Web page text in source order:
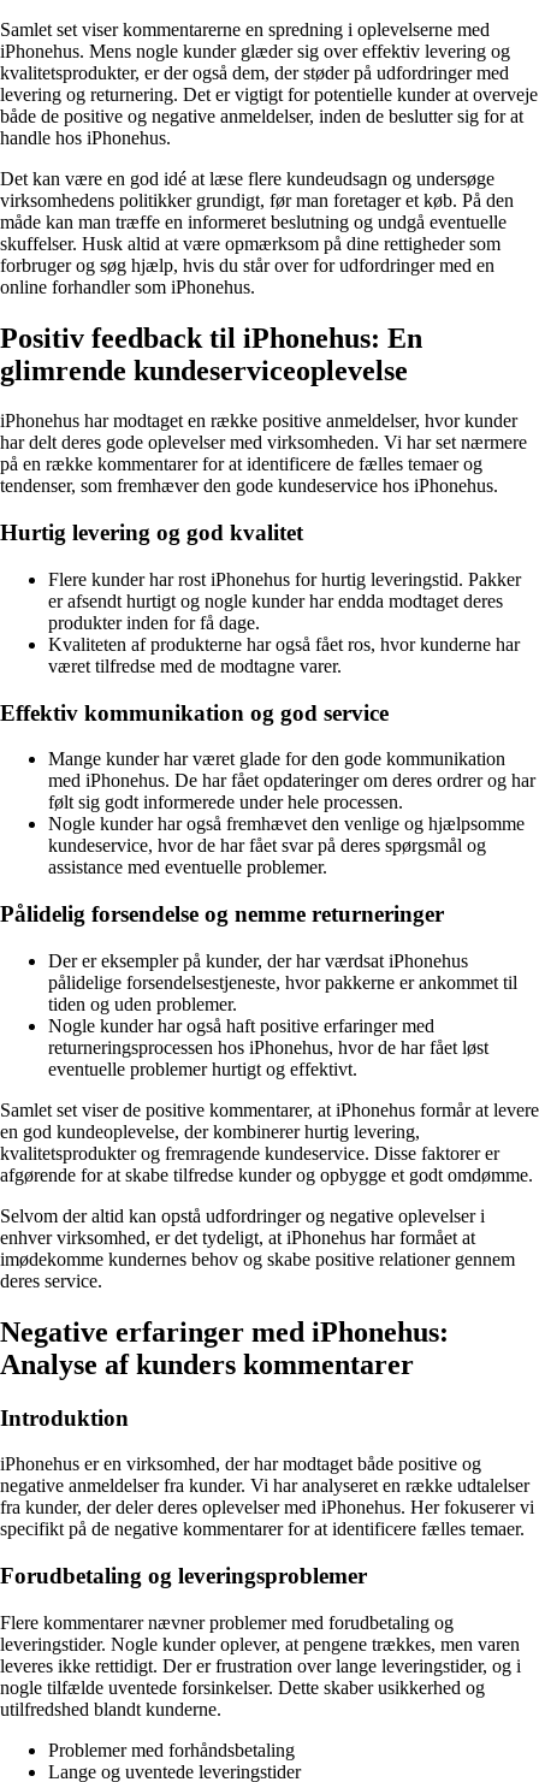
Samlet set viser kommentarerne en spredning i oplevelserne med
iPhonehus. Mens nogle kunder glæder sig over effektiv levering og
kvalitetsprodukter, er der også dem, der støder på udfordringer med
levering og returnering. Det er vigtigt for potentielle kunder at overveje
både de positive og negative anmeldelser, inden de beslutter sig for at
handle hos iPhonehus.
Det kan være en god idé at læse flere kundeudsagn og undersøge
virksomhedens politikker grundigt, før man foretager et køb. På den
måde kan man træffe en informeret beslutning og undgå eventuelle
skuffelser. Husk altid at være opmærksom på dine rettigheder som
forbruger og søg hjælp, hvis du står over for udfordringer med en
online forhandler som iPhonehus.
Positiv feedback til iPhonehus: En
glimrende kundeserviceoplevelse
iPhonehus har modtaget en række positive anmeldelser, hvor kunder
har delt deres gode oplevelser med virksomheden. Vi har set nærmere
på en række kommentarer for at identificere de fælles temaer og
tendenser, som fremhæver den gode kundeservice hos iPhonehus.
Hurtig levering og god kvalitet
Flere kunder har rost iPhonehus for hurtig leveringstid. Pakker
er afsendt hurtigt og nogle kunder har endda modtaget deres
produkter inden for få dage.
Kvaliteten af produkterne har også fået ros, hvor kunderne har
været tilfredse med de modtagne varer.
Effektiv kommunikation og god service
Mange kunder har været glade for den gode kommunikation
med iPhonehus. De har fået opdateringer om deres ordrer og har
følt sig godt informerede under hele processen.
Nogle kunder har også fremhævet den venlige og hjælpsomme
kundeservice, hvor de har fået svar på deres spørgsmål og
assistance med eventuelle problemer.
Pålidelig forsendelse og nemme returneringer
Der er eksempler på kunder, der har værdsat iPhonehus
pålidelige forsendelsestjeneste, hvor pakkerne er ankommet til
tiden og uden problemer.
Nogle kunder har også haft positive erfaringer med
returneringsprocessen hos iPhonehus, hvor de har fået løst
eventuelle problemer hurtigt og effektivt.
Samlet set viser de positive kommentarer, at iPhonehus formår at levere
en god kundeoplevelse, der kombinerer hurtig levering,
kvalitetsprodukter og fremragende kundeservice. Disse faktorer er
afgørende for at skabe tilfredse kunder og opbygge et godt omdømme.
Selvom der altid kan opstå udfordringer og negative oplevelser i
enhver virksomhed, er det tydeligt, at iPhonehus har formået at
imødekomme kundernes behov og skabe positive relationer gennem
deres service.
Negative erfaringer med iPhonehus:
Analyse af kunders kommentarer
Introduktion
iPhonehus er en virksomhed, der har modtaget både positive og
negative anmeldelser fra kunder. Vi har analyseret en række udtalelser
fra kunder, der deler deres oplevelser med iPhonehus. Her fokuserer vi
specifikt på de negative kommentarer for at identificere fælles temaer.
Forudbetaling og leveringsproblemer
Flere kommentarer nævner problemer med forudbetaling og
leveringstider. Nogle kunder oplever, at pengene trækkes, men varen
leveres ikke rettidigt. Der er frustration over lange leveringstider, og i
nogle tilfælde uventede forsinkelser. Dette skaber usikkerhed og
utilfredshed blandt kunderne.
Problemer med forhåndsbetaling
Lange og uventede leveringstider